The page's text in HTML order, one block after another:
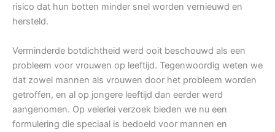
risico dat hun botten minder snel worden vernieuwd en
hersteld.
Verminderde botdichtheid werd ooit beschouwd als een
probleem voor vrouwen op leeftijd. Tegenwoordig weten we
dat zowel mannen als vrouwen door het probleem worden
getroffen, en al op jongere leeftijd dan eerder werd
aangenomen. Op velerlei verzoek bieden we nu een
formulering die speciaal is bedoeld voor mannen en